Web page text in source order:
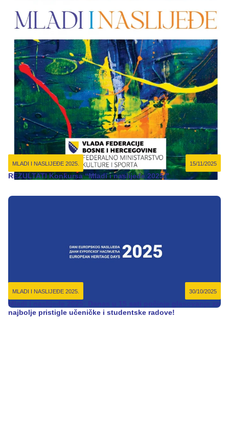
MLADI I NASLIJEĐE 2025. 15/11/2025
REZULTATI Konkursa “Mladi i naslijeđe 2025.”
MLADI I NASLIJEĐE 2025. 30/10/2025
Mladi i naslijeđe 2025: Danas u 15 sati počinje glasovanje za
najbolje pristigle učeničke i studentske radove!